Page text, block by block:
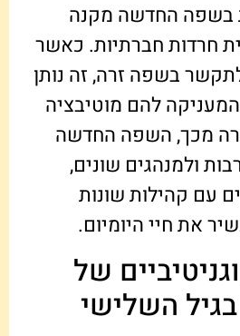
בשפה החדשה מקנה
חרדות חברתיות. כאשר
בשפה זרה, זה נותן
להם מוטיבציה
מכך, השפה החדשה
ולמנהגים שונים,
עם קהילות שונות
את חיי היומיום.
של
השלישי